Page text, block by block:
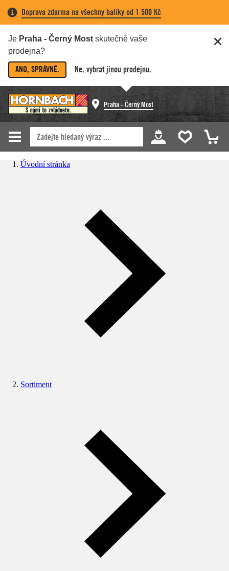
Doprava zdarma na všechny balíky od 1 500 Kč
Je Praha - Černý Most skutečně vaše
prodejna?
ANO, SPRÁVNĚ. Ne, vybrat jinou prodejnu.
Praha - Černý Most
Úvodní stránka
Sortiment